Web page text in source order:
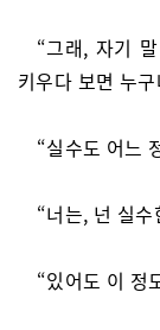
“그래, 자기
키우다 보면 누
“실수도 어느
“너는, 넌 실수
“있어도 이 정